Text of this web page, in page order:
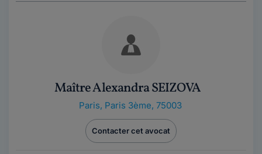
Maître Alexandra SEIZOVA
Paris, Paris 3ème, 75003
Contacter cet avocat